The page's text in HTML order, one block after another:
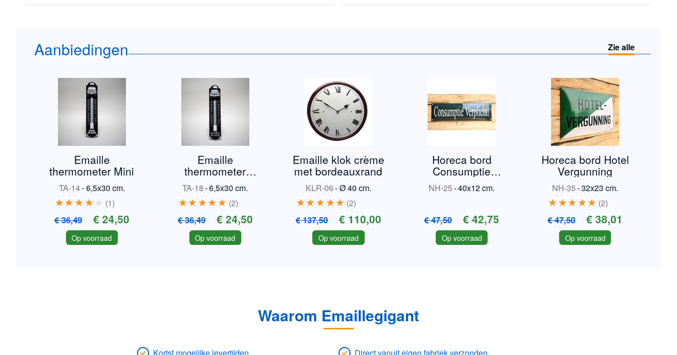
Aanbiedingen Zie alle
Emaille
thermometer Mini
TA-14-6,5x30 cm.
1
€ 36,49 € 24,50
Op voorraad
Emaille
thermometer
Triumph TR3
TA-18-6,5x30 cm.
2
€ 36,49 € 24,50
Op voorraad
Emaille klok crème
met bordeauxrand
KLR-06-Ø 40 cm.
2
€ 137,50 € 110,00
Op voorraad
Horeca bord
Consumptie
verplicht
NH-25-40x12 cm.
€ 47,50 € 42,75
Op voorraad
Horeca bord Hotel
Vergunning
NH-35-32x23 cm.
2
€ 47,50 € 38,01
Op voorraad
Waarom Emaillegigant